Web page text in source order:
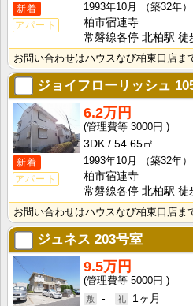
新着
アパート
1993年10月
（築32年）
柏市宿連寺
常磐線各停 北柏駅 徒
お問い合わせはハウスなび柏東口店
ジョイフローリッシュ
新着
アパート
6.2万円
3000円
3DK
54.65㎡
1993年10月
（築32年）
柏市宿連寺
常磐線各停 北柏駅 徒
お問い合わせはハウスなび柏東口店
ジュネス 203号室
9.5万円
5000円
-
1ヶ月